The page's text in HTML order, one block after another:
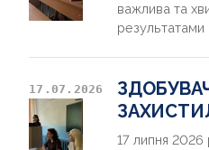
важлива та
17.07.2026
17 липня 2026